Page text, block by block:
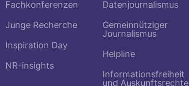
Fachkonferenzen
Junge Recherche
Inspiration Day
NR-insights
Datenjournalismus
Gemeinnütziger
Journalismus
Helpline
Informationsfreiheit
und Auskunftsrechte